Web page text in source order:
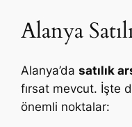
Alanya
Alanya’dasatılık
fırsat mevcut. İşte
önemli noktalar: